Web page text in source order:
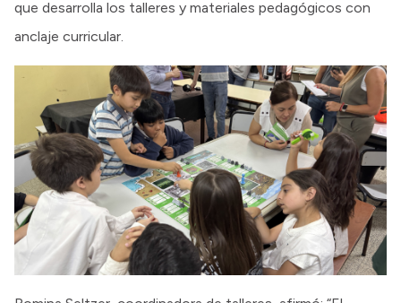
que desarrolla los talleres y materiales pedagógicos con
anclaje curricular.